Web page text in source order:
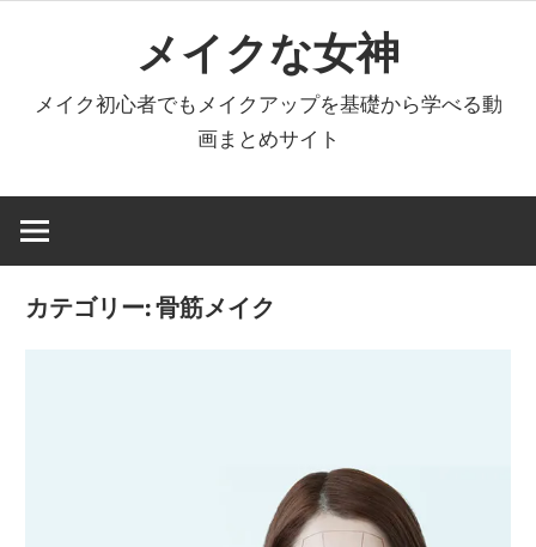
へ
キ
メイクな女神
メイク初心者でもメイクアップを基礎から学べる動
画まとめサイト
カテゴリー:骨筋メイク